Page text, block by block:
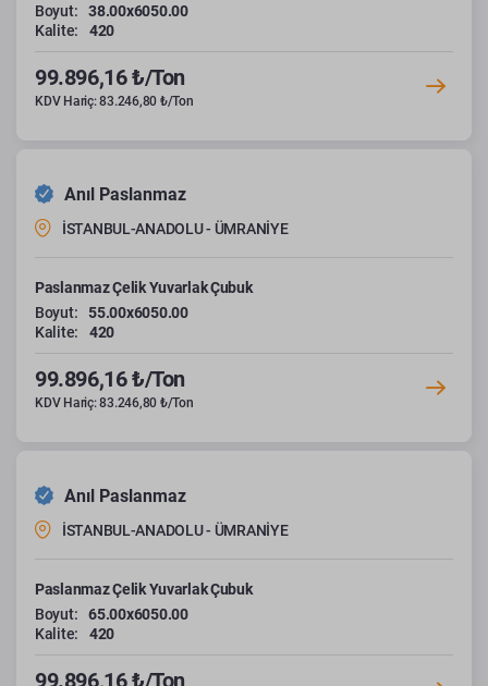
Boyut:
38.00x6050.00
Kalite:
420
99.896,16 ₺/Ton
KDV Hariç: 83.246,80 ₺/Ton
Anıl Paslanmaz
İSTANBUL-ANADOLU - ÜMRANİYE
Paslanmaz Çelik Yuvarlak Çubuk
Boyut:
55.00x6050.00
Kalite:
420
99.896,16 ₺/Ton
KDV Hariç: 83.246,80 ₺/Ton
Anıl Paslanmaz
İSTANBUL-ANADOLU - ÜMRANİYE
Paslanmaz Çelik Yuvarlak Çubuk
Boyut:
65.00x6050.00
Kalite:
420
99.896,16 ₺/Ton